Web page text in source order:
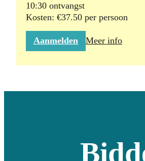
10:30 ontvangst
Kosten: €37.50 per persoon
Aanmelden Meer info